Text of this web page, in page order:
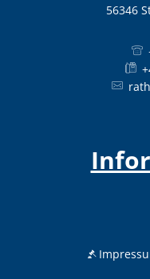
56346